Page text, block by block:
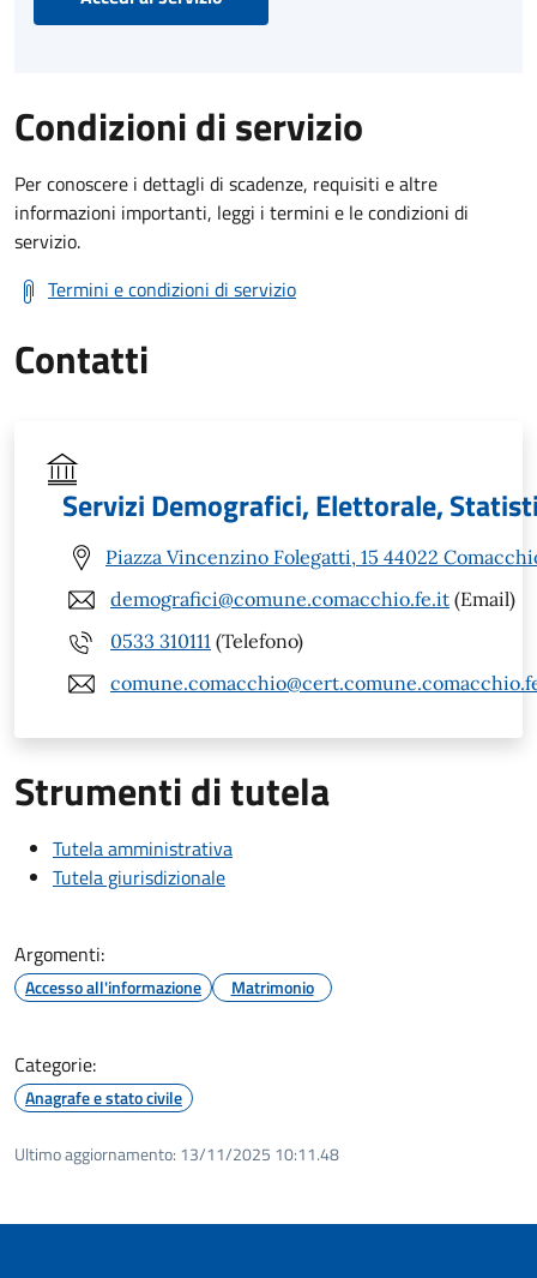
Condizioni di servizio
Per conoscere i dettagli di scadenze, requisiti e altre
informazioni importanti, leggi i termini e le condizioni di
servizio.
Termini e condizioni di servizio
Contatti
Servizi Demografici, Elettorale,
Piazza Vincenzino Folegatti, 15 44022
demografici@comune.comacchio.fe.it (Email)
0533 310111 (Telefono)
Strumenti di tutela
Tutela amministrativa
Tutela giurisdizionale
Argomenti:
Accesso all'informazione Matrimonio
Categorie:
Anagrafe e stato civile
Ultimo aggiornamento: 13/11/2025 10:11.48